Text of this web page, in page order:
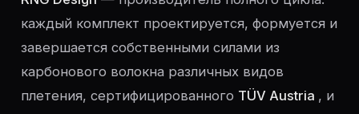
каждый комплект проектируется, формуется и
завершается собственными силами из
карбонового волокна различных видов
плетения, сертифицированного TÜV Austria , и